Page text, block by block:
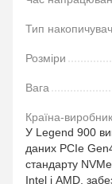
Тип
Розміри
Вага
Країна-виробник
У Legend 900
даних PCIe
стандарту
Intel і AMD,